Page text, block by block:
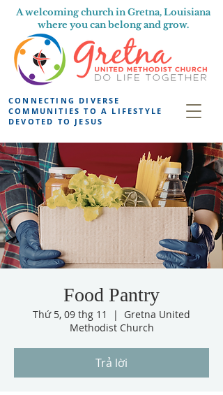
A welcoming church in Gretna, Louisiana
where you can belong and grow.
CONNECTING DIVERSE
COMMUNITIES TO A LIFESTYLE
DEVOTED TO JESUS
Food Pantry
Thứ 5, 09 thg 11
  |
Gretna United
Methodist Church
Trả lời